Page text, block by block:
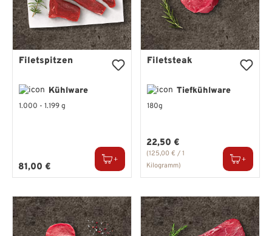
Filetspitzen
Kühlware
1.000 - 1.199 g
Regulärer Preis:
81,00 €
Filetsteak
Tiefkühlware
180g
Regulärer Preis:
22,50 €
(125,00 € / 1
Kilogramm)